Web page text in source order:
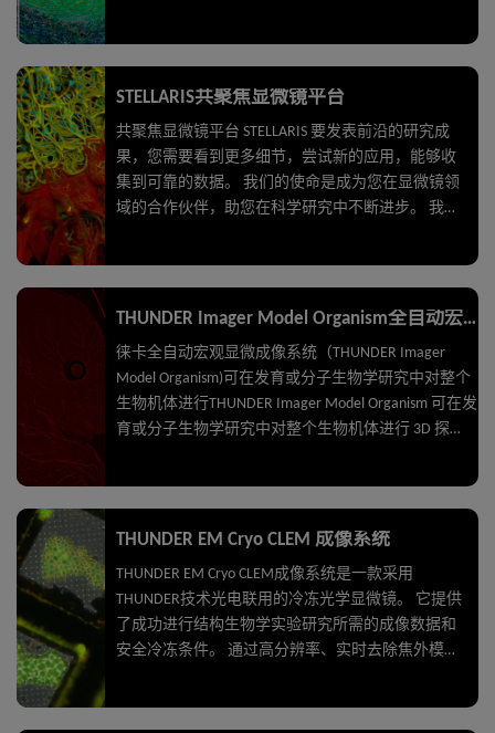
STELLARIS FALCON 为您的成像增加了一个新的对比维
度，实现生物传感以及跟踪蛋白质之间的相互作用。
模块 您现在可以： 通过 FLIM-FRET（荧光共振能量转
移）跟踪分子间的快速相互作用。 使用生物传感器检
测代谢状态和微环境的变化 通过寿命对比区分多个荧
光团 经过简单的培训即可获得荧光寿命成像数据
STELLARIS共聚焦显微镜平台
共聚焦显微镜平台 STELLARIS 要发表前沿的研究成
果，您需要看到更多细节，尝试新的应用，能够收
集到可靠的数据。 我们的使命是成为您在显微镜领
域的合作伙伴，助您在科学研究中不断进步。 我们
THUNDER Imager Model Organism全自动宏观显微成像系统
徕卡全自动宏观显微成像系统（THUNDER Imager
Model Organism)可在发育或分子生物学研究中对整个
生物机体进行THUNDER Imager Model Organism 可在发
育或分子生物学研究中对整个生物机体进行 3D 探
卡体视显微镜典型的易用性。 THUNDER Imager Model
Organism 是研究果蝇、线虫、斑马鱼、植物和小鼠等
足矣。简化您的工作流程，对模式生物进行从总体概
览到最细微结构的研究。 3D 探索。得益于
Computational Clearing，您的图像可揭示最为细微的结
构。不再有离焦模糊的困扰，并保有徕卡体视显微镜
THUNDER EM Cryo CLEM 成像系统
THUNDER EM Cryo CLEM成像系统是一款采用
THUNDER技术光电联用的冷冻光学显微镜。 它提供
了成功进行结构生物学实验研究所需的成像数据和
安全冷冻条件。 通过高分辨率、实时去除焦外模糊